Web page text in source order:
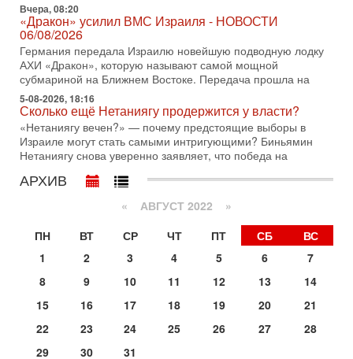
30-07-2026, 17:59
Иран доведет Трампа до крайних мер? Разбор и
оценка от военного обозревателя Давида Шарпа
Ситуация вокруг противостояния Ирана и США накаляется
с каждым днем. Почему Трамп в самый последний момент
отменил решение о нанесении тяжелых ударов
30-07-2026, 16:54
Покупатель авиакомпании «Аркия» намерен
запретить полеты по субботам!
Вокруг возможной продажи авиакомпании «Аркия»
разгорается громкий конфликт.
30-07-2026, 08:16
Трамп готовит удар по Ирану - НОВОСТИ 30/07/2026
Президент США Дональд Трамп сегодня рассматривает
возможность масштабной военной операции против Ирана
после ракетной атаки на американскую базу в
29-07-2026, 18:28
Трамп взбешен атакой на базы! Иран играет с огнем.
Израиль меняет курс
В эфире телеканала ITON-TV политолог Цви Маген,
дипломат, в прошлом - старший офицер военной разведки
АМАН, глава спецслужбы "Натив", ‎Чрезвычайный и
Вчера, 08:20
«Дракон» усилил ВМС Израиля - НОВОСТИ
06/08/2026
Германия передала Израилю новейшую подводную лодку
АХИ «Дракон», которую называют самой мощной
субмариной на Ближнем Востоке. Передача прошла на
5-08-2026, 18:16
Сколько ещё Нетаниягу продержится у власти?
«Нетаниягу вечен?» — почему предстоящие выборы в
Израиле могут стать самыми интригующими? Биньямин
Нетаниягу снова уверенно заявляет, что победа на
АРХИВ
« АВГУСТ 2022 »
ПН
ВТ СР ЧТ ПТ СБ
ВС
1
2 3 4 5 6
7
8
9 10 11 12 13
14
15
16 17 18 19 20
21
22
23 24 25 26 27
28
29
30 31